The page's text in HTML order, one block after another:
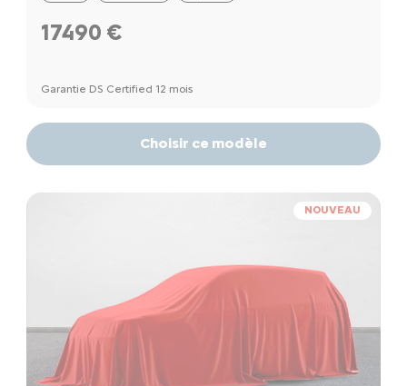
17490 €
Garantie DS Certified 12 mois
Choisir ce modèle
NOUVEAU